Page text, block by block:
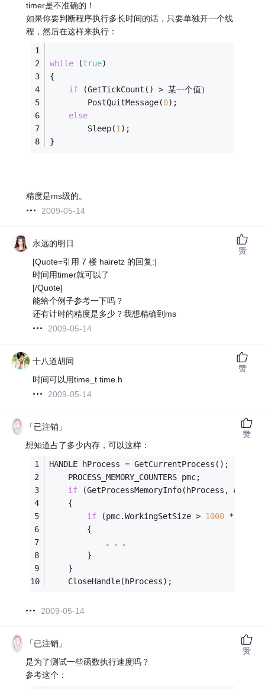
timer是不准确的！
如果你要判断程序执行多长时间的话，只要单独开一个线
程，然后在这样来执行：
while (true)
{
if (GetTickCount() > 某一个值）
        PostQuitMessage(
0);
else
        Sleep(
1);
}
精度是ms级的。
2009-05-14
永远的明日
[Quote=引用 7 楼 hairetz 的回复:]
时间用timer就可以了
[/Quote]
能给个例子参考一下吗？
还有计时的精度是多少？我想精确到ms
2009-05-14
赞
十八道胡同
时间可以用time_t time.h
2009-05-14
赞
「已注销」
想知道占了多少内存，可以这样：
HANDLE hProcess = GetCurrentProcess();
    PROCESS_MEMORY_COUNTERS pmc;
if (GetProcessMemoryInfo(hProcess, &pmc,
    {
if (pmc.WorkingSetSize > 1000 *
        {
            。。。
        }
    }
    CloseHandle(hProcess);
2009-05-14
赞
「已注销」
是为了测试一些函数执行速度吗？
参考这个：
赞